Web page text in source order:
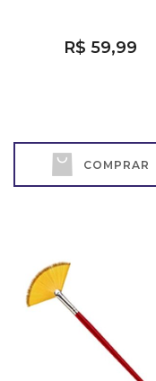
R$ 59,99
COMPRAR